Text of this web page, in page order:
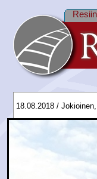
18.08.2018 /